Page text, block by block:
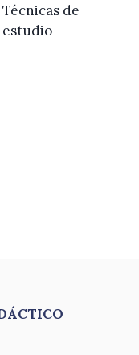
Técnicas de
estudio